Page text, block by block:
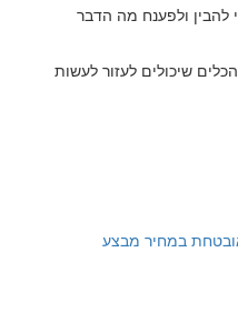
להבין ולפענח מה הדבר
שיכולים לעזור לעשות
במחיר מבצע